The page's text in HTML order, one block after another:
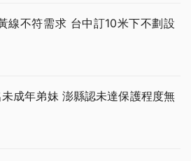
線不符需求 台中訂10米下不劃設
成年弟妹 澎縣認未達保護程度無